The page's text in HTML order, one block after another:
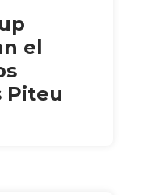
el
Piteu